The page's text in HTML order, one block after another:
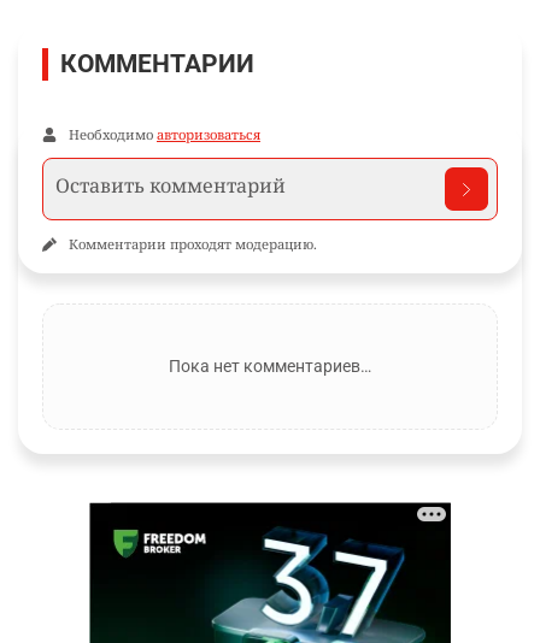
КОММЕНТАРИИ
Необходимо авторизоваться
Комментарии проходят модерацию.
Пока нет комментариев…